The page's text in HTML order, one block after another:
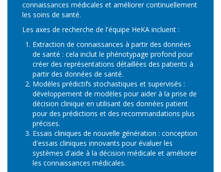
connaissances médicales et améliorer continuellement
les soins de santé.
Les axes de recherche de l'équipe HeKA incluent :
Extraction de connaissances à partir des données
de santé : cela inclut le phénotypage profond pour
créer des représentations détaillées des patients à
partir des données de santé.
Modèles prédictifs stochastiques et supervisés :
développement de modèles pour aider à la prise de
décision clinique en utilisant des données patient
pour des prédictions et des recommandations plus
précises.
Essais cliniques de nouvelle génération : conception
d'essais cliniques innovants pour évaluer les
systèmes d'aide à la décision médicale et améliorer
les connaissances médicales.